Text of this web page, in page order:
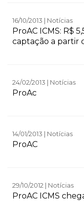
16/10/2013 | Notícias
ProAC ICMS: R$
captação a partir
24/02/2013 | Notícias
ProAc
14/01/2013 | Notícias
ProAC
29/10/2012 | Notícias
ProAC ICMS